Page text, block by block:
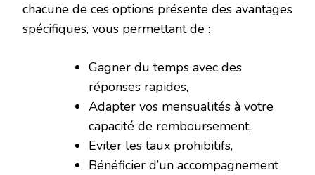
chacune de ces options présente des avantages
spécifiques, vous permettant de :
Gagner du temps avec des
réponses rapides,
Adapter vos mensualités à votre
capacité de remboursement,
Eviter les taux prohibitifs,
Bénéficier d’un accompagnement